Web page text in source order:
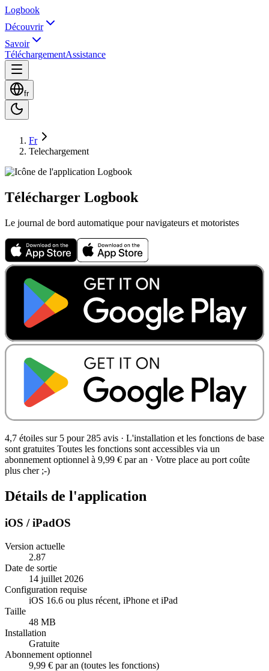
Logbook
Découvrir
Savoir
TéléchargementAssistance
fr
Fr
Telechargement
Télécharger Logbook
Le journal de bord automatique pour navigateurs et motoristes
4,7 étoiles sur 5 pour 285 avis · L'installation et les fonctions de base
sont gratuites Toutes les fonctions sont accessibles via un
abonnement optionnel à 9,99 € par an · Votre place au port coûte
plus cher ;-)
Détails de l'application
iOS / iPadOS
Version actuelle
2.87
Date de sortie
14 juillet 2026
Configuration requise
iOS 16.6 ou plus récent, iPhone et iPad
Taille
48 MB
Installation
Gratuite
Abonnement optionnel
9,99 € par an (toutes les fonctions)